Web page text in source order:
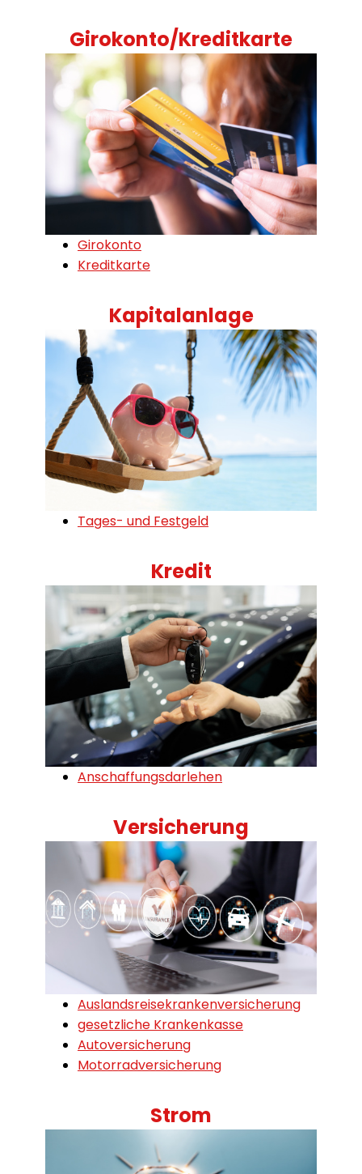
Girokonto/Kreditkarte
Girokonto
Kreditkarte
Kapitalanlage
Tages- und Festgeld
Kredit
Anschaffungsdarlehen
Versicherung
Auslandsreisekrankenversicherung
gesetzliche Krankenkasse
Autoversicherung
Motorradversicherung
Strom